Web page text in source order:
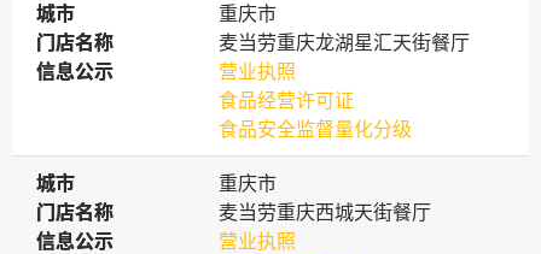
城市
城市
重庆市
门店名称
门店名称
麦当劳重庆龙湖星汇天街餐厅
信息公示
信息公示
营业执照
食品经营许可证
食品安全监督量化分级
城市
城市
重庆市
门店名称
门店名称
麦当劳重庆西城天街餐厅
信息公示
信息公示
营业执照